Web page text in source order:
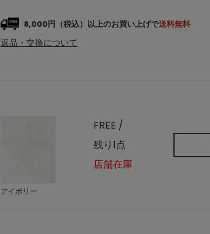
8,000円（税込）以上のお買い上げで送料無料
返品・交換について
アイボリー
FREE /
残り1点
店舗在庫